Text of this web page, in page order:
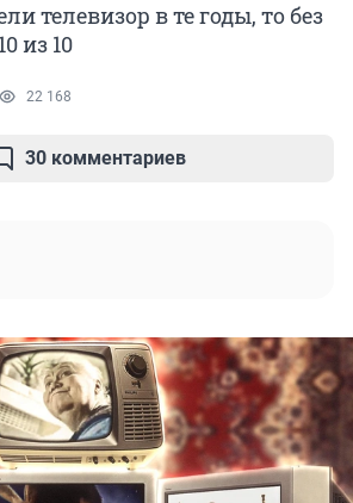
телевизор в те годы, то без
из 10
22 168
30 комментариев